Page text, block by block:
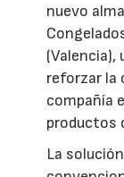
nuevo
reforzar la
compañía
productos
La